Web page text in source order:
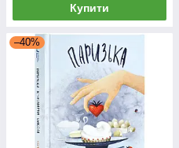
Купити
–40%